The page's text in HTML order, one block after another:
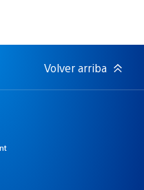
Volver arriba